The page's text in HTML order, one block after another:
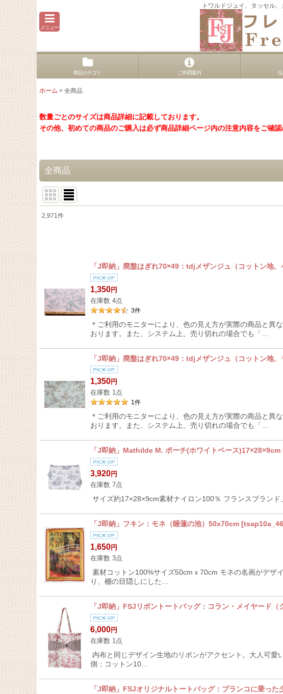
トワルドジュイ、タッセル
メニュー
商品カテゴリ ご利用案内
ホーム > 全商品
数量ごとのサイズは商品詳細に記載しております。
その他、初めての商品のご購入は必ず商品詳細ページ内の注意内容をご確
全商品
2,971件
「J即納」廃盤はぎれ70×49：tdjメザンジュ（コットン地、
1,350円
在庫数 4点
3件
＊ご利用のモニターにより、色の見え方が実際の商品と異
おります。また、システム上、売り切れの場合でも「…
「J即納」廃盤はぎれ70×49：tdjメザンジュ（コットン地、
1,350円
在庫数 1点
1件
＊ご利用のモニターにより、色の見え方が実際の商品と異
おります。また、システム上、売り切れの場合でも「…
「J即納」Mathilde M. ポーチ(ホワイトベース)17×28×9cm
3,920円
在庫数 7点
サイズ約17×28×9cm素材ナイロン100％ フランスブラン
「J即納」フキン：モネ（睡蓮の池）50x70cm [
1,650円
在庫数 3点
素材コットン100%サイズ50cmｘ70cm モネの名画がデザ
り、棚の目隠しにした…
「J即納」FSJリボントートバッグ：コラン・メイヤード
6,000円
在庫数 1点
内布と同じデザイン生地のリボンがアクセント。大人可
側：コットン10…
「J即納」FSJオリジナルトートバッグ：ブランコに乗った